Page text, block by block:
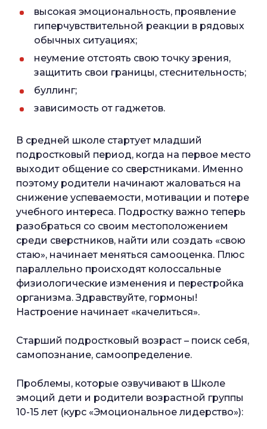
высокая эмоциональность, проявление
гиперчувствительной реакции в рядовых
обычных ситуациях;
неумение отстоять свою точку зрения,
защитить свои границы, стеснительность;
буллинг;
зависимость от гаджетов.
В средней школе стартует младший
подростковый период, когда на первое место
выходит общение со сверстниками. Именно
поэтому родители начинают жаловаться на
снижение успеваемости, мотивации и потере
учебного интереса. Подростку важно теперь
разобраться со своим местоположением
среди сверстников, найти или создать «свою
стаю», начинает меняться самооценка. Плюс
параллельно происходят колоссальные
физиологические изменения и перестройка
организма. Здравствуйте, гормоны!
Настроение начинает «качелиться».
Старший подростковый возраст – поиск себя,
самопознание, самоопределение.
Проблемы, которые озвучивают в Школе
эмоций дети и родители возрастной группы
10-15 лет (курс «Эмоциональное лидерство»):